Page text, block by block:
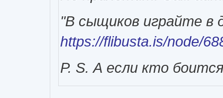
"В сыщиков играйте в
https://flibusta.is/node/
P. S. А если кто